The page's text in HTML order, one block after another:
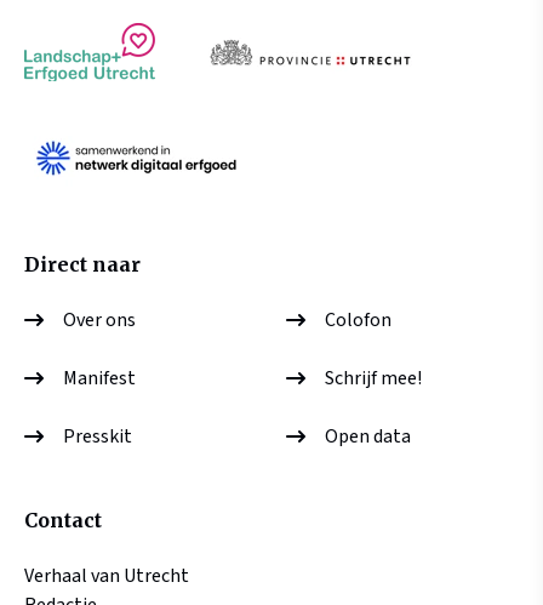
Direct naar
Over ons Colofon
Manifest Schrijf mee!
Presskit Open data
Contact
Verhaal van Utrecht